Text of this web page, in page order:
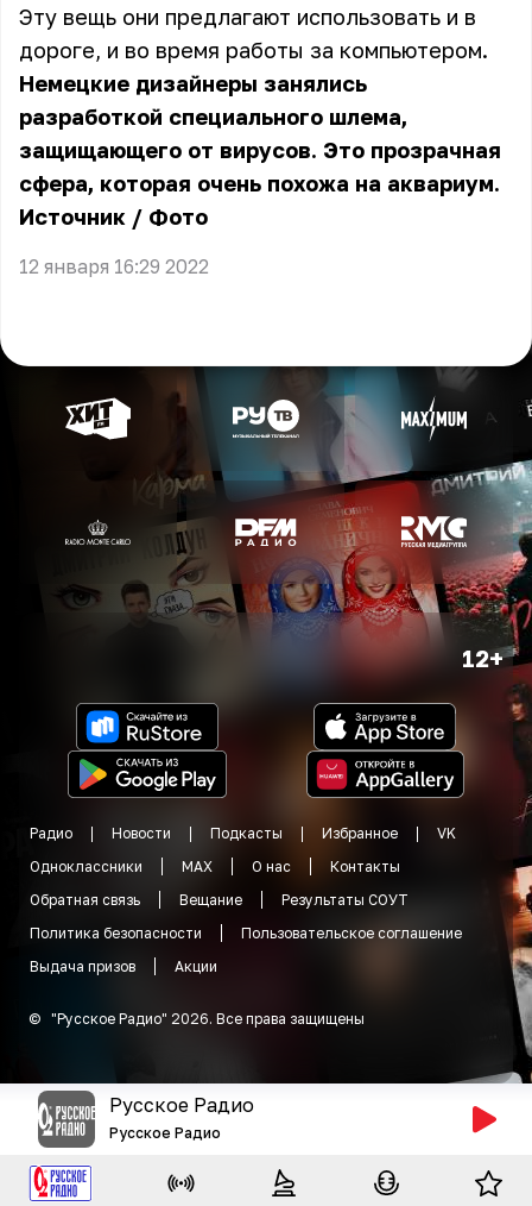
Эту вещь они предлагают использовать и в
дороге, и во время работы за компьютером.
Немецкие дизайнеры занялись
разработкой специального шлема,
защищающего от вирусов. Это прозрачная
сфера, которая очень похожа на аквариум.
Источник / Фото
12 января 16:29 2022
12+
Радио Новости Подкасты Избранное
VK
Одноклассники
MAX О нас
Контакты
Обратная связь
Вещание
Результаты СОУТ
Политика безопасности
Пользовательское соглашение
Выдача призов
Акции
© "Русское Радио" 2026. Все права защищены
Русское Радио
Русское Радио